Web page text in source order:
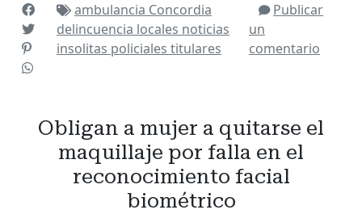
ambulancia Concordia
delincuencia locales noticias
insolitas policialestitulares
Publicar
un
comentario
Obligan a mujer a quitarse el
maquillaje por falla en el
reconocimiento facial
biométrico